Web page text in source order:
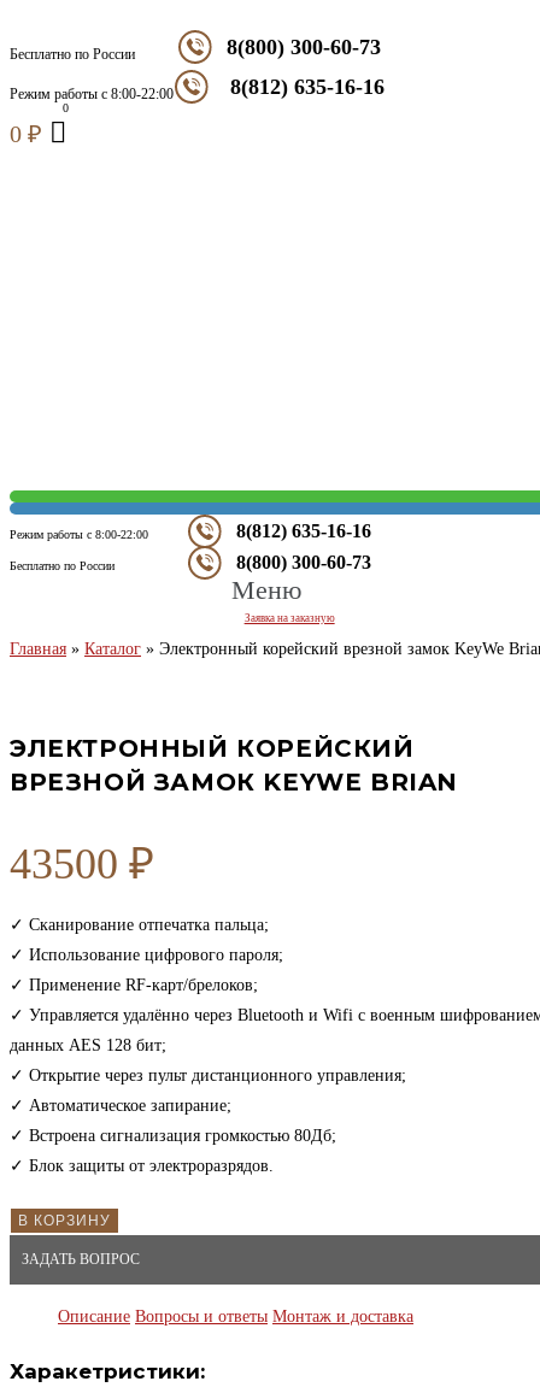
8(800) 300-60-73
Бесплатно по России
8(812) 635-16-16
Режим работы с 8:00-22:00
0 ₽
8(812) 635-16-16
Режим работы с 8:00-22:00
8(800) 300-60-73
Бесплатно по России
Меню
Заявка на заказную
Главная » Каталог » Электронный корейский врезной замок KeyWe
ЭЛЕКТРОННЫЙ КОРЕЙСКИЙ
ВРЕЗНОЙ ЗАМОК KEYWE BRIAN
43500 ₽
✓ Сканирование отпечатка пальца;
✓ Использование цифрового пароля;
✓ Применение RF-карт/брелоков;
✓ Управляется удалённо через Bluetooth и Wifi с военным
данных AES 128 бит;
✓ Открытие через пульт дистанционного управления;
✓ Автоматическое запирание;
✓ Встроена сигнализация громкостью 80Дб;
✓ Блок защиты от электроразрядов.
В КОРЗИНУ
ЗАДАТЬ ВОПРОС
Описание Вопросы и ответы Монтаж и доставка
Харакетристики: